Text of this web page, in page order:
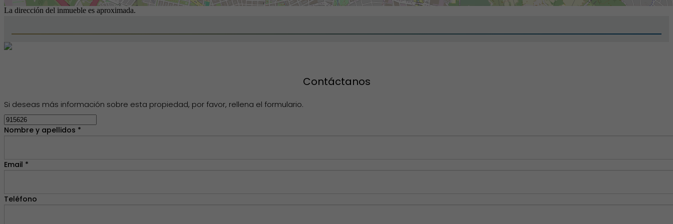
La dirección del inmueble es aproximada.
Contáctanos
Si deseas más información sobre esta propiedad, por favor, rellena el formulario.
Nombre y apellidos *
Email *
Teléfono